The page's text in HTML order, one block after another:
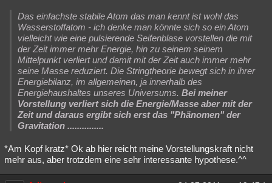
Das einfachste stabile Atom das man kennt ist wohl das
Wasserstoffatom - ich denke man könnte sich so ein Atom
vielleicht wie eine pulsierende Seifenblase vorstellen die mit
der Zeit immer mehr Energie, hin zu seinem seinem
Mittelpunkt verliert und damit mit der Zeit auch immer mehr
seine Masse reduziert. Die Stringtheorie bewegt sich in ihrer
Energiebilanz, im allgemeinen, ja innerhalb des
Energiehaushaltes unseres Universums. Bei meiner
Vorstellung verliert sich die Energie/Masse aber mit der
Zeit und daraus ergibt sich erst das "Phänomen" der
Gravitation ...............
*Am Kopf kratz* Ok ab hier reicht meine Vorstellungskraft nicht
mehr aus, aber trotzdem eine sehr interessante hypothese.^^